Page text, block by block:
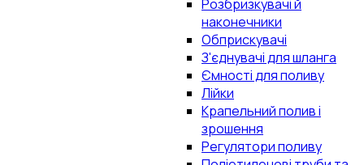
Розбризкувачі й
наконечники
Обприскувачі
З'єднувачі для шланга
Ємності для поливу
Лійки
Крапельний полив і
зрошення
Регулятори поливу